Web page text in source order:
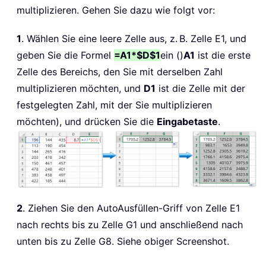
multiplizieren. Gehen Sie dazu wie folgt vor:
1. Wählen Sie eine leere Zelle aus, z. B. Zelle E1, und
geben Sie die Formel =A1*$D$1ein ()A1 ist die erste
Zelle des Bereichs, den Sie mit derselben Zahl
multiplizieren möchten, und D1 ist die Zelle mit der
festgelegten Zahl, mit der Sie multiplizieren
möchten), und drücken Sie die Eingabetaste.
2. Ziehen Sie den AutoAusfüllen-Griff von Zelle E1
nach rechts bis zu Zelle G1 und anschließend nach
unten bis zu Zelle G8. Siehe obiger Screenshot.